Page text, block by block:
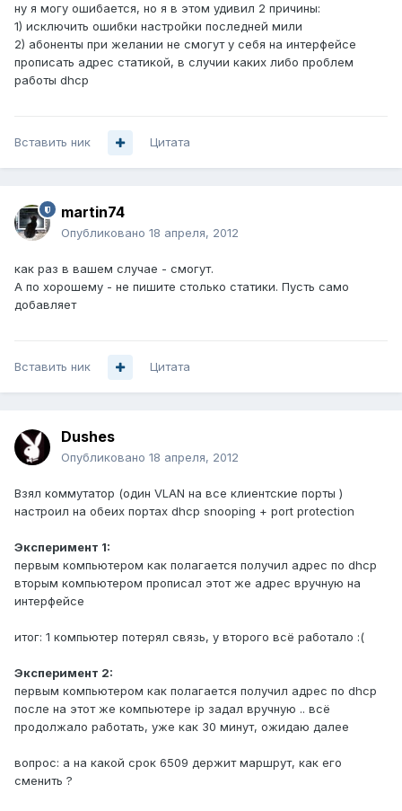
ну я могу ошибается, но я в этом удивил 2 причины:
1) исключить ошибки настройки последней мили
2) абоненты при желании не смогут у себя на интерфейсе
прописать адрес статикой, в случии каких либо проблем
работы dhcp
Вставить ник Цитата
martin74
Опубликовано 18 апреля, 2012
как раз в вашем случае - смогут.
А по хорошему - не пишите столько статики. Пусть само
добавляет
Вставить ник Цитата
Dushes
Опубликовано 18 апреля, 2012
Взял коммутатор (один VLAN на все клиентские порты )
настроил на обеих портах dhcp snooping + port protection
Эксперимент 1:
первым компьютером как полагается получил адрес по dhcp
вторым компьютером прописал этот же адрес вручную на
интерфейсе
итог: 1 компьютер потерял связь, у второго всё работало :(
Эксперимент 2:
первым компьютером как полагается получил адрес по dhcp
после на этот же компьютере ip задал вручную .. всё
продолжало работать, уже как 30 минут, ожидаю далее
вопрос: а на какой срок 6509 держит маршрут, как его
сменить ?